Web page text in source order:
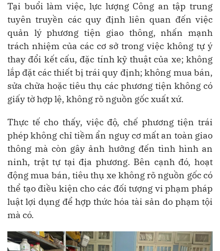
Tại buổi làm việc, lực lượng Công an tập trung
tuyên truyền các quy định liên quan đến việc
quản lý phương tiện giao thông, nhấn mạnh
trách nhiệm của các cơ sở trong việc không tự ý
thay đổi kết cấu, đặc tính kỹ thuật của xe; không
lắp đặt các thiết bị trái quy định; không mua bán,
sửa chữa hoặc tiêu thụ các phương tiện không có
giấy tờ hợp lệ, không rõ nguồn gốc xuất xứ.
Thực tế cho thấy, việc độ, chế phương tiện trái
phép không chỉ tiềm ẩn nguy cơ mất an toàn giao
thông mà còn gây ảnh hưởng đến tình hình an
ninh, trật tự tại địa phương. Bên cạnh đó, hoạt
động mua bán, tiêu thụ xe không rõ nguồn gốc có
thể tạo điều kiện cho các đối tượng vi phạm pháp
luật lợi dụng để hợp thức hóa tài sản do phạm tội
mà có.